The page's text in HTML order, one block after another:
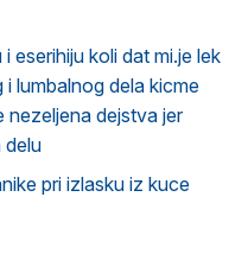
eserihiju koli dat mi.je lek
lumbalnog dela kicme
nezeljena dejstva jer
delu
pri izlasku iz kuce